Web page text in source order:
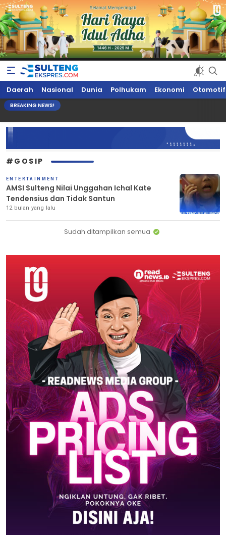
Sultengekspres.com
Berita Seputar Sulteng Hari Ini, Update Terkini, Suaranya Rakyat
Sulteng
Daerah Nasional Dunia Polhukam Ekonomi Otomotif
BREAKING NEWS!
#GOSIP
ENTERTAINMENT
AMSI Sulteng Nilai Unggahan Ichal Kate
Tendensius dan Tidak Santun
12 bulan yang lalu
Sudah ditampilkan semua